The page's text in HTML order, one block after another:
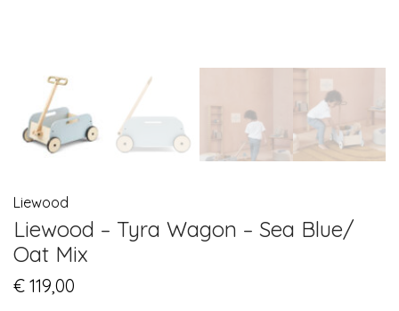
Liewood
Liewood – Tyra Wagon – Sea Blue/
Oat Mix
€ 119,00